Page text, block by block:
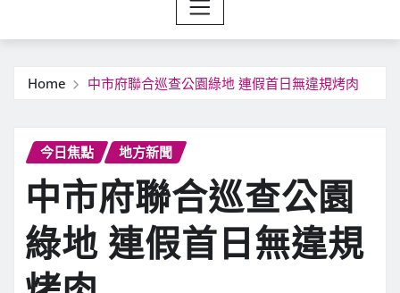
Home 中市府聯合巡查公園綠地 連假首日無違規烤肉
今日焦點 地方新聞
中市府聯合巡查公園
綠地 連假首日無違規